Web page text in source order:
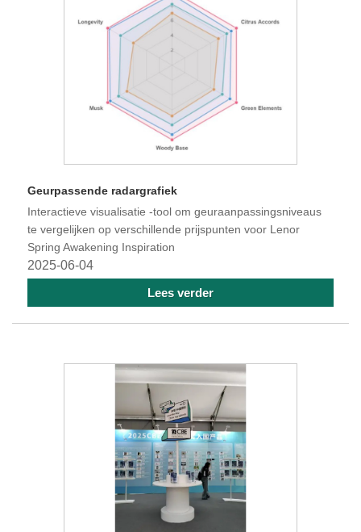
Geurpassende radargrafiek
Interactieve visualisatie -tool om geuraanpassingsniveaus
te vergelijken op verschillende prijspunten voor Lenor
Spring Awakening Inspiration
2025-06-04
Lees verder